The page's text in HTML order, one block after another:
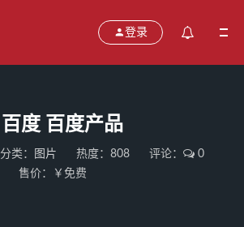
登录
百度 百度产品
分类： 图片 热度：808 评论：
0
售价：￥免费